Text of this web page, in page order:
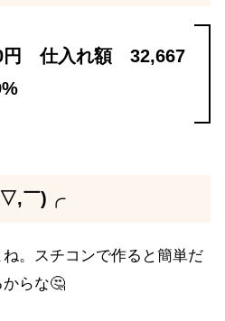
円 仕入れ額 32,667
￣)╭
。スチコンで作ると簡単だ
らな🤔